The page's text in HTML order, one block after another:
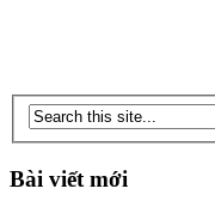
Bài viết mới